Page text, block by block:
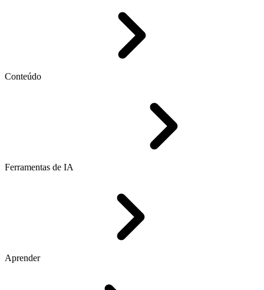
Conteúdo
Ferramentas de IA
Aprender